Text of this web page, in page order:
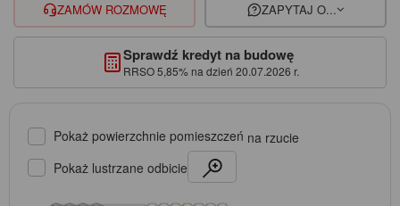
ZAMÓW ROZMOWĘ ZAPYTAJ O...
Sprawdź kredyt na budowę
RRSO 5,85% na dzień 20.07.2026 r.
Pokaż powierzchnie pomieszczeń na rzucie
Pokaż lustrzane odbicie